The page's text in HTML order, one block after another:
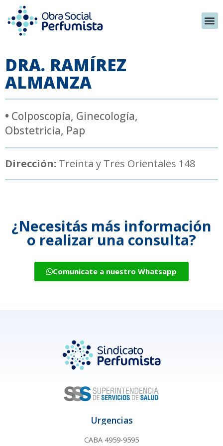
DRA. RAMÍREZ
ALMANZA
• Colposcopía, Ginecología,
Obstetricia, Pap
Dirección: Treinta y Tres Orientales 148
¿Necesitás más información
o realizar una consulta?
Comunicate a nuestro Whatsapp
Urgencias
CABA 4959-9595